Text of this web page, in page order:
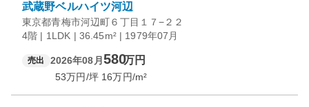
武蔵野ベルハイツ河辺
東京都青梅市河辺町６丁目１７−２２
4階 | 1LDK | 36.45m² | 1979年07月
売出 2026年08月 580万円
53万円/坪 16万円/m²